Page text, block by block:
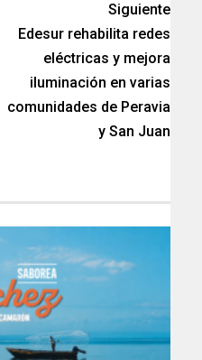
Siguiente
Edesur rehabilita redes
eléctricas y mejora
iluminación en varias
comunidades de Peravia
y San Juan